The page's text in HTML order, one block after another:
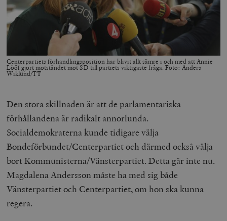
Centerpartiets förhandlingsposition har blivit allt sämre i och med att Annie
Lööf gjort motståndet mot SD till partiets viktigaste fråga. Foto: Anders
Wiklund/TT
Den stora skillnaden är att de parlamentariska
förhållandena är radikalt annorlunda.
Socialdemokraterna kunde tidigare välja
Bondeförbundet/Centerpartiet och därmed också välja
bort Kommunisterna/Vänsterpartiet. Detta går inte nu.
Magdalena Andersson måste ha med sig både
Vänsterpartiet och Centerpartiet, om hon ska kunna
regera.